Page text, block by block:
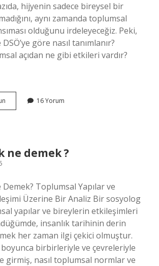
hijyenin sadece bireysel bir
aynı zamanda toplumsal
olduğunu irdeleyeceğiz. Peki,
göre nasıl tanımlanır?
açıdan ne gibi etkileri vardır?
Nedir
16 Yorum
ne demek ?
Toplumsal Yapılar ve
Üzerine Bir Analiz Bir sosyolog
yapılar ve bireylerin etkileşimleri
insanlık tarihinin derin
her zaman ilgi çekici olmuştur.
birbirleriyle ve çevreleriyle
girmiş, nasıl toplumsal normlar ve